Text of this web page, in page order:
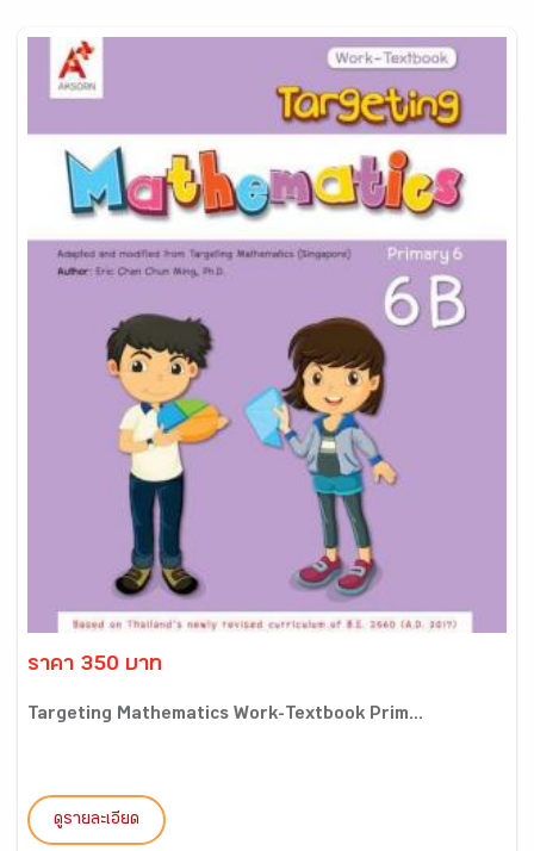
ราคา 350 บาท
Targeting Mathematics Work-Textbook Prim...
ดูรายละเอียด